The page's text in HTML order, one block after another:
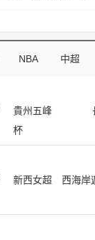
NBA 中超
貴州五峰
杯
新西女超